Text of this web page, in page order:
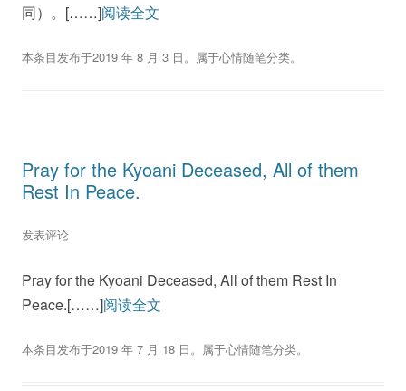
同）。[……]阅读全文
本条目发布于2019 年 8 月 3 日。属于心情随笔分类。
Pray for the Kyoani Deceased, All of them
Rest In Peace.
发表评论
Pray for the Kyoani Deceased, All of them Rest In
Peace.[……]阅读全文
本条目发布于2019 年 7 月 18 日。属于心情随笔分类。